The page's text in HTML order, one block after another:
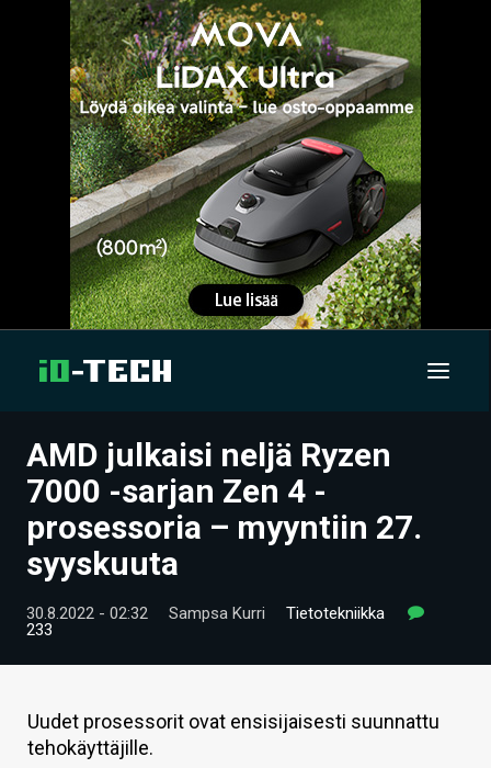
UUTISET
ARTIKKELIT
VIDEOT
TECHBBS
KAUPPA
AMD julkaisi neljä Ryzen
7000 -sarjan Zen 4 -
prosessoria – myyntiin 27.
syyskuuta
30.8.2022 - 02:32 Sampsa Kurri
Tietotekniikka
233
Uudet prosessorit ovat ensisijaisesti suunnattu
tehokäyttäjille.